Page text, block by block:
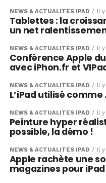
NEWS & ACTUALITÉS IPAD Il
Tablettes : la
un net
NEWS & ACTUALITÉS IPAD Il
Conférence Apple
avec iPhon.fr et
NEWS & ACTUALITÉS IPAD Il
L’iPad utilisé
NEWS & ACTUALITÉS IPAD Il
Peinture hyper
possible, la démo !
NEWS & ACTUALITÉS IPAD Il
Apple rachète une
magazines pour iPad